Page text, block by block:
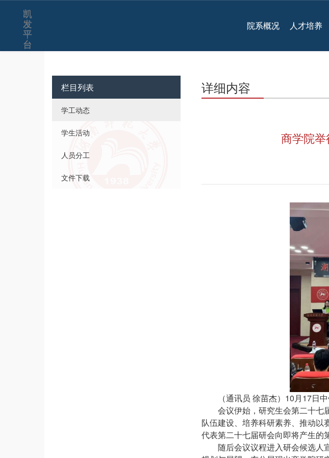
凯
发
平
台
院系概况 人才培养
栏目列表
学工动态
学生活动
人员分工
文件下载
详细内容
商学院
（通讯员 徐苗杰） 10月17日
会议伊始，研究生会第二十七
队伍建设、培养科研素养、推动
代表第二十七届研会向即将产生的
随后会议议程进入研会候选人